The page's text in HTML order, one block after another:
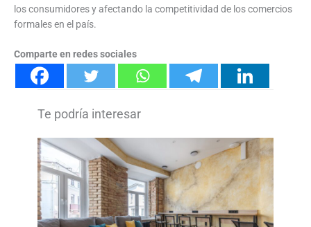
los consumidores y afectando la competitividad de los comercios
formales en el país.
Comparte en redes sociales